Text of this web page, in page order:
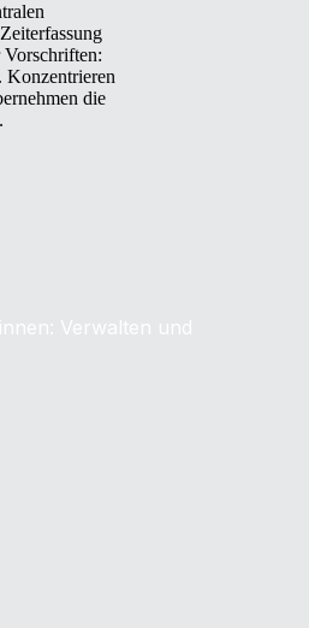
Konzentrieren
die
Verwalten und